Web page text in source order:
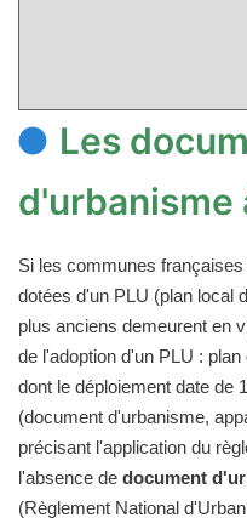
Les
d'urbanisme
Si les communes
dotées d'un PLU (plan local
plus anciens demeurent en
de l'adoption d'un PLU :
dont le déploiement date de
(document d'urbanisme,
précisant l'application du
l'absence de document
(Règlement National